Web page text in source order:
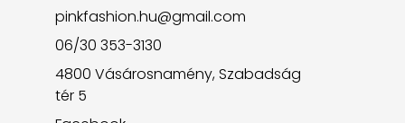
pinkfashion.hu@gmail.com
06/30 353-3130
4800 Vásárosnamény, Szabadság
tér 5